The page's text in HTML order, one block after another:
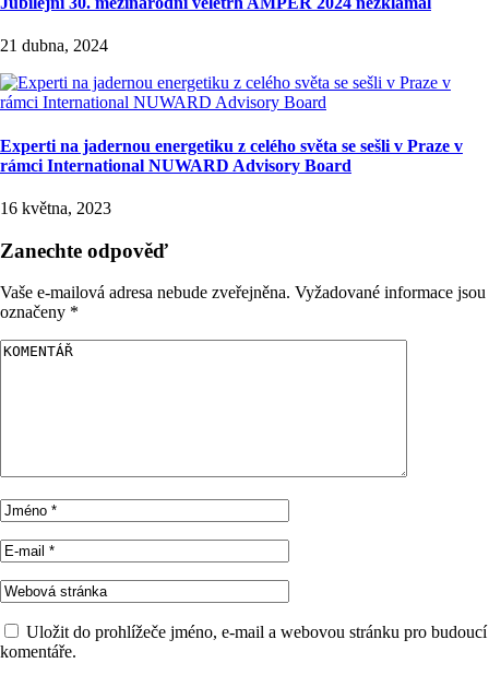
21 dubna, 2024
Experti na jadernou energetiku z celého světa se sešli v Praze v
rámci International NUWARD Advisory Board
16 května, 2023
Zanechte odpověď
Vaše e-mailová adresa nebude zveřejněna. Vyžadované informace jsou
označeny *
Uložit do prohlížeče jméno, e-mail a webovou stránku pro budoucí
komentáře.